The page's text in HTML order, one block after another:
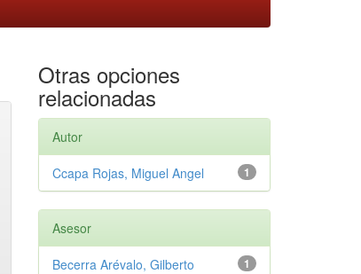
Otras opciones
relacionadas
Autor
1
Ccapa Rojas, Miguel Angel
Asesor
1
Becerra Arévalo, Gilberto